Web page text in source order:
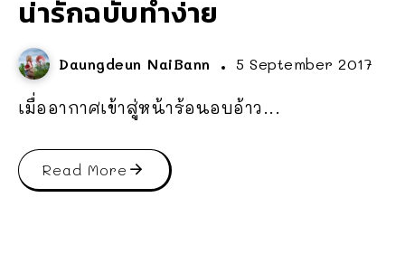
น่ารักฉบับทำง่าย
Daungdeun NaiBann 5 September 2017
เมื่ออากาศเข้าสู่หน้าร้อนอบอ้าว...
Read More